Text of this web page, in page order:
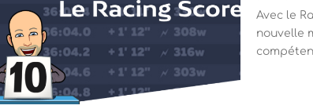
Avec le
nouvelle